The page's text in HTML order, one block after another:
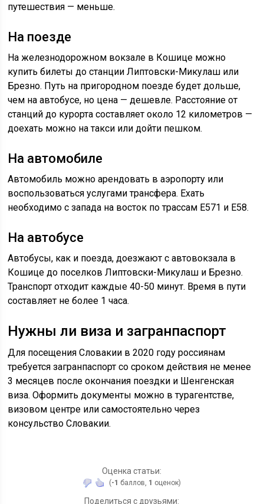
путешествия — меньше.
На поезде
На железнодорожном вокзале в Кошице можно
купить билеты до станции Липтовски-Микулаш или
Брезно. Путь на пригородном поезде будет дольше,
чем на автобусе, но цена — дешевле. Расстояние от
станций до курорта составляет около 12 километров —
доехать можно на такси или дойти пешком.
На автомобиле
Автомобиль можно арендовать в аэропорту или
воспользоваться услугами трансфера. Ехать
необходимо с запада на восток по трассам E571 и E58.
На автобусе
Автобусы, как и поезда, доезжают с автовокзала в
Кошице до поселков Липтовски-Микулаш и Брезно.
Транспорт отходит каждые 40-50 минут. Время в пути
составляет не более 1 часа.
Нужны ли виза и загранпаспорт
Для посещения Словакии в 2020 году россиянам
требуется загранпаспорт со сроком действия не менее
3 месяцев после окончания поездки и Шенгенская
виза. Оформить документы можно в турагентстве,
визовом центре или самостоятельно через
консульство Словакии.
Оценка статьи:
(-1 баллов, 1 оценок)
Поделиться с друзьями: